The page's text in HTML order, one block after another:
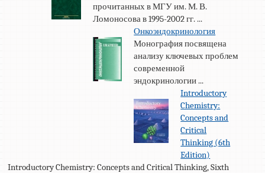
прочитанных в МГУ им. М. В.
Ломоносова в 1995-2002 гг. ...
Онкоэндокринология
Монография посвящена
анализу ключевых проблем
современной
эндокринологии ...
Introductory
Chemistry:
Concepts and
Critical
Thinking (6th
Edition)
Introductory Chemistry: Concepts and Critical Thinking, Sixth